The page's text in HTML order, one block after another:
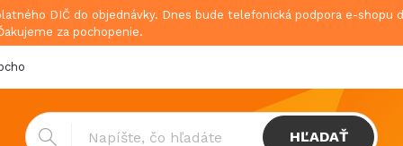
DIČ do objednávky. Dnes bude telefonická podpora e-
za pochopenie.
podmienky
HĽADAŤ